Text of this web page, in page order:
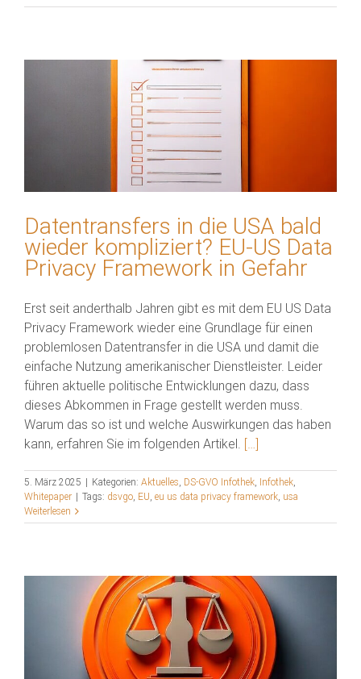
Datentransfers in die USA bald
wieder kompliziert? EU-US Data
Privacy Framework in Gefahr
Erst seit anderthalb Jahren gibt es mit dem EU US Data
Privacy Framework wieder eine Grundlage für einen
problemlosen Datentransfer in die USA und damit die
einfache Nutzung amerikanischer Dienstleister. Leider
führen aktuelle politische Entwicklungen dazu, dass
dieses Abkommen in Frage gestellt werden muss.
Warum das so ist und welche Auswirkungen das haben
kann, erfahren Sie im folgenden Artikel. […]
5. März 2025 | Kategorien: Aktuelles DS-GVO Infothek Infothek
Whitepaper | Tags: dsvgo EU eu us data privacy framework usa
Weiterlesen